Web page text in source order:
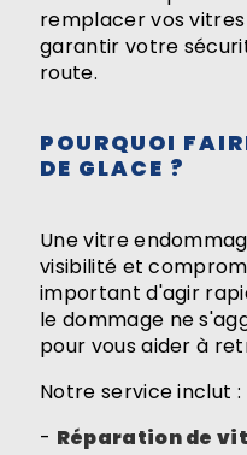
remplacer vos
garantir votre
route.
POURQUOI
DE GLACE ?
Une vitre
visibilité et
important d'agir
le dommage ne
pour vous aider à
Notre service inclut :
- Réparation de